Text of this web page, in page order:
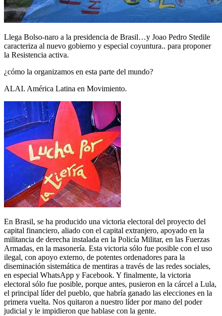
Llega Bolso-naro a la presidencia de Brasil…y Joao Pedro Stedile
caracteriza al nuevo gobierno y especial coyuntura.. para proponer
la Resistencia activa.
¿cómo la organizamos en esta parte del mundo?
ALAI. América Latina en Movimiento.
En Brasil, se ha producido una victoria electoral del proyecto del
capital financiero, aliado con el capital extranjero, apoyado en la
militancia de derecha instalada en la Policía Militar, en las Fuerzas
Armadas, en la masonería. Esta victoria sólo fue posible con el uso
ilegal, con apoyo externo, de potentes ordenadores para la
diseminación sistemática de mentiras a través de las redes sociales,
en especial WhatsApp y Facebook. Y finalmente, la victoria
electoral sólo fue posible, porque antes, pusieron en la cárcel a Lula,
el principal líder del pueblo, que habría ganado las elecciones en la
primera vuelta. Nos quitaron a nuestro líder por mano del poder
judicial y le impidieron que hablase con la gente.